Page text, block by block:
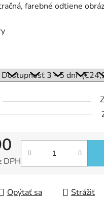
farebné odtiene
DPH
Opýtať sa Strážiť